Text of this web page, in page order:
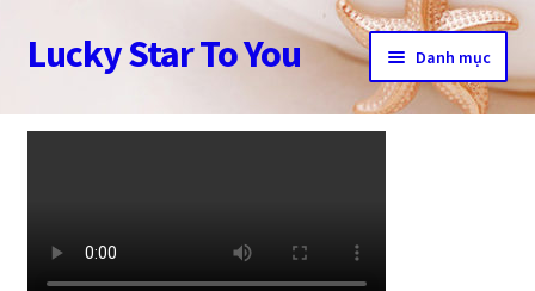
Đi
đến
hướng
Chuyển
đến
dung
Lucky Star To You Danh mục
Trang chủ
Cửa hàng